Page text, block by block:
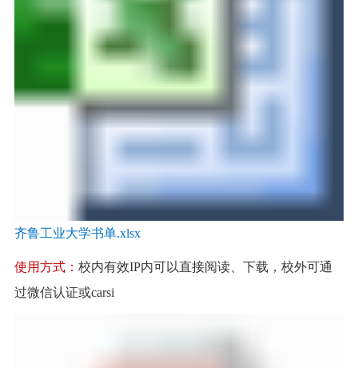
齐鲁工业大学书单.xlsx
使用方式： 校内有效IP内可以直接阅读、下载，校外可通
过微信认证或carsi